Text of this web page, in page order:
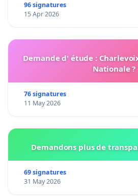
96 signatures
15 Apr 2026
Demande d' étude :
Nationale ?
76 signatures
11 May 2026
Demandons plus de
69 signatures
31 May 2026